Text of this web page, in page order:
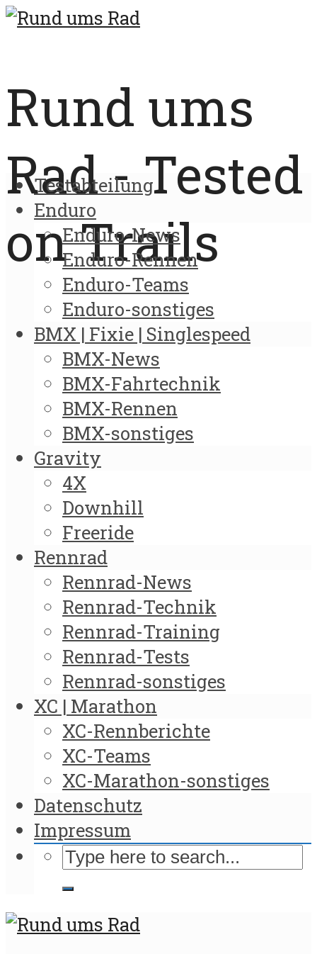
Rund ums
Rad - Tested
on Trails
Testabteilung
Enduro
Enduro-News
Enduro-Rennen
Enduro-Teams
Enduro-sonstiges
BMX | Fixie | Singlespeed
BMX-News
BMX-Fahrtechnik
BMX-Rennen
BMX-sonstiges
Gravity
4X
Downhill
Freeride
Rennrad
Rennrad-News
Rennrad-Technik
Rennrad-Training
Rennrad-Tests
Rennrad-sonstiges
XC | Marathon
XC-Rennberichte
XC-Teams
XC-Marathon-sonstiges
Datenschutz
Impressum